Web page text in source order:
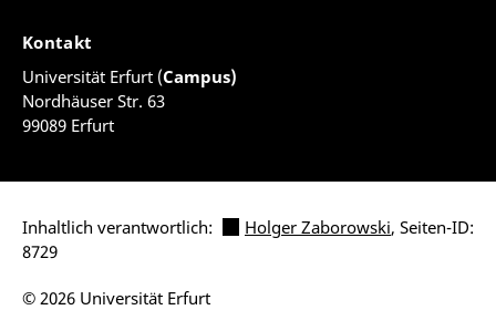
Kontakt
Universität Erfurt (Campus)
Nordhäuser Str. 63
99089 Erfurt
Inhaltlich verantwortlich: Holger Zaborowski, Seiten-ID:
8729
© 2026 Universität Erfurt